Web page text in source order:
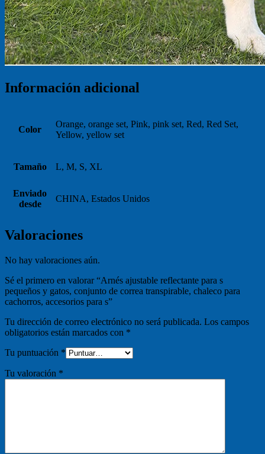
Información adicional
Color
Orange, orange set, Pink, pink set, Red, Red Set,
Yellow, yellow set
Tamaño L, M, S, XL
Enviado
desde
CHINA, Estados Unidos
Valoraciones
No hay valoraciones aún.
Sé el primero en valorar “Arnés ajustable reflectante para s
pequeños y gatos, conjunto de correa transpirable, chaleco para
cachorros, accesorios para s”
Tu dirección de correo electrónico no será publicada. Los campos
obligatorios están marcados con *
Tu puntuación *
Tu valoración *